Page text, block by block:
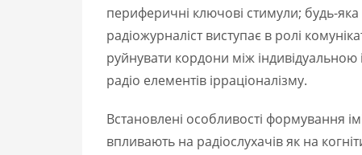
периферичні ключові стимули; будь-яка
радіожурналіст виступає в ролі
руйнувати кордони між індивідуальною
радіо елементів ірраціоналізму.
Встановлені особливості формування
впливають на радіослухачів як на